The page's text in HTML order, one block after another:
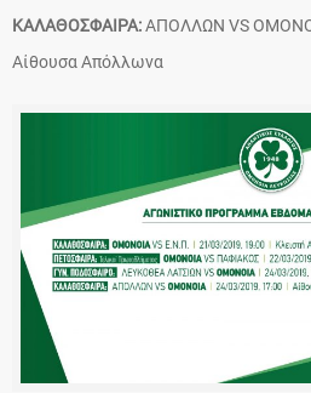
ΚΑΛΑΘΟΣΦΑΙΡΑ:ΑΠΟΛΛΩΝ VS
Αίθουσα Απόλλωνα